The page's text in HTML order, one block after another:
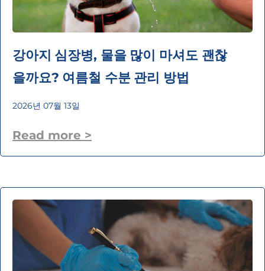
강아지 심장병, 물을 많이 마셔도 괜찮
을까요? 여름철 수분 관리 방법
2026년 07월 13일
Read more >